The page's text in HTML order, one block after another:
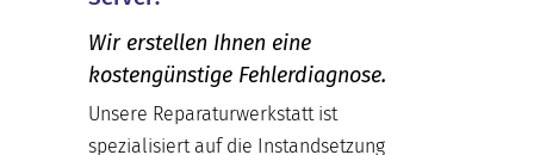
Wir erstellen Ihnen eine
kostengünstige Fehlerdiagnose.
Unsere Reparaturwerkstatt ist
spezialisiert auf die Instandsetzung